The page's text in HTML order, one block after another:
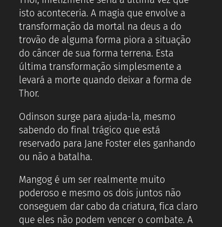
isto aconteceria. A magia que envolve a
transformação da mortal na deus a do
trovão de alguma forma piora a situação
do câncer de sua forma terrena. Esta
última transformação simplesmente a
levará a morte quando deixar a forma de
Thor.
Odinson surge para ajuda-la, mesmo
sabendo do final trágico que está
reservado para Jane Foster eles ganhando
ou não a batalha.
Mangog é um ser realmente muito
poderoso e mesmo os dois juntos não
conseguem dar cabo da criatura, fica claro
que eles não podem vencer o combate. A